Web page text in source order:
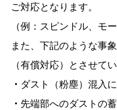
ご対応となります。
（例：スピンドル、モー
また、下記のような事
（有償対応）とさせて
・ ダスト（粉塵）混入
・ 先端部へのダストの